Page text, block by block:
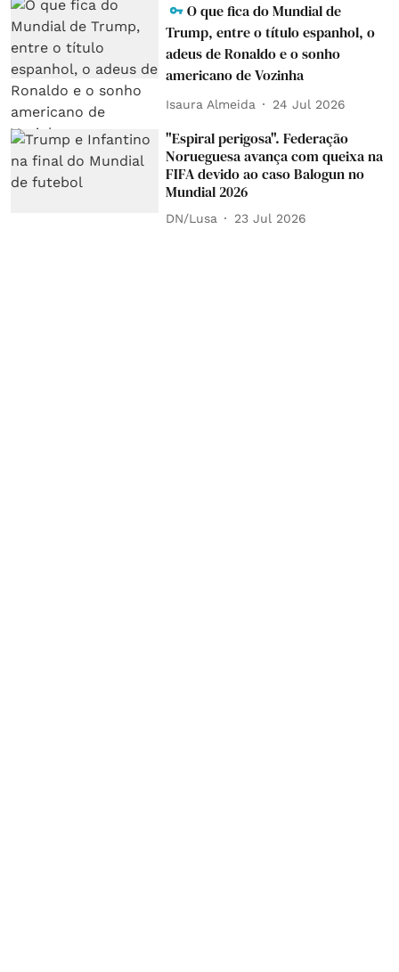
O que fica do Mundial de
Trump, entre o título espanhol, o
adeus de Ronaldo e o sonho
americano de Vozinha
Isaura Almeida 24 Jul 2026
"Espiral perigosa". Federação
Norueguesa avança com queixa na
FIFA devido ao caso Balogun no
Mundial 2026
DN/Lusa 23 Jul 2026